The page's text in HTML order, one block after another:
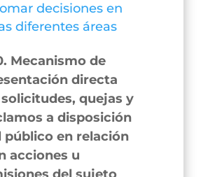
decisiones en
diferentes áreas
Mecanismo de
directa
quejas y
a disposición
público en relación
acciones u